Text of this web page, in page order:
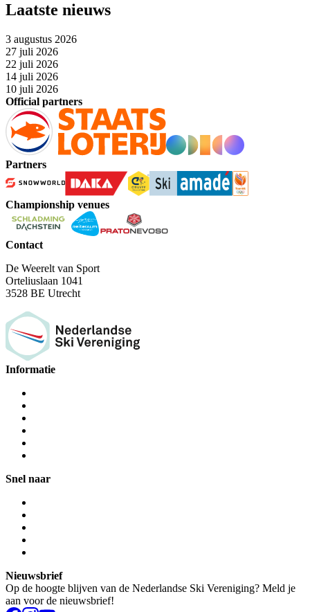
Laatste nieuws
3 augustus 2026
27 juli 2026
22 juli 2026
14 juli 2026
10 juli 2026
Official partners
Partners
Championship venues
Contact
De Weerelt van Sport
Orteliuslaan 1041
3528 BE Utrecht
Informatie
Snel naar
Nieuwsbrief
Op de hoogte blijven van de Nederlandse Ski Vereniging? Meld je
aan voor de nieuwsbrief!